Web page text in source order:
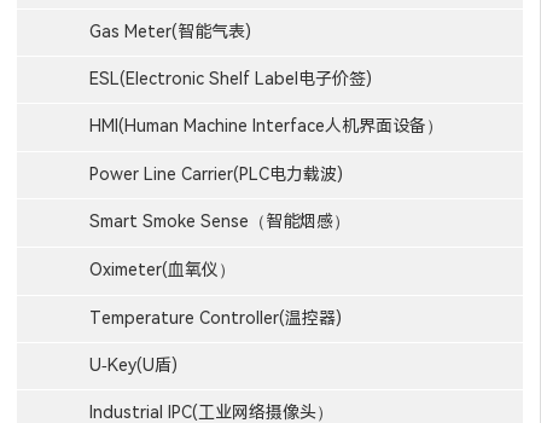
Gas Meter(智能气表)
ESL(Electronic Shelf Label电子价签)
HMI(Human Machine Interface人机界面设备）
Power Line Carrier(PLC电力载波)
Smart Smoke Sense（智能烟感）
Oximeter(血氧仪）
Temperature Controller(温控器)
U-Key(U盾)
Industrial IPC(工业网络摄像头）